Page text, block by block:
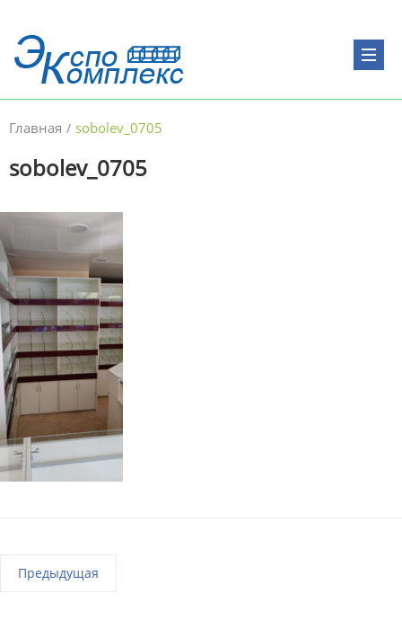
Главная / sobolev_0705
sobolev_0705
Предыдущая